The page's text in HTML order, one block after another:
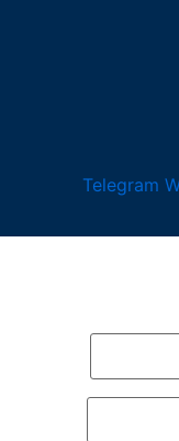
Telegram